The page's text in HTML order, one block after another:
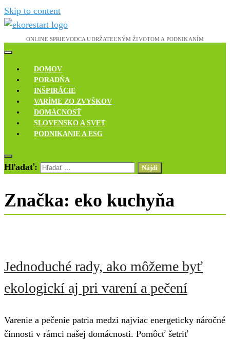
Skip to content
Ekoreštart
Novinky, rozhovory a inšpirácie
DOMOV
PORADŇA
INŠPIRÁCIE
VARÍME ZO ZVYŠKOV
DOMÁCNOSŤ
SLOVENSKO A SVET
PODNIKANIE A ESG
Hľadať:
Značka: eko kuchyňa
Jednoduché rady, ako môžeme byť
ekologickí aj pri varení a pečení
Varenie a pečenie patria medzi najviac energeticky náročné
činnosti v rámci našej domácnosti. Pomôcť šetriť